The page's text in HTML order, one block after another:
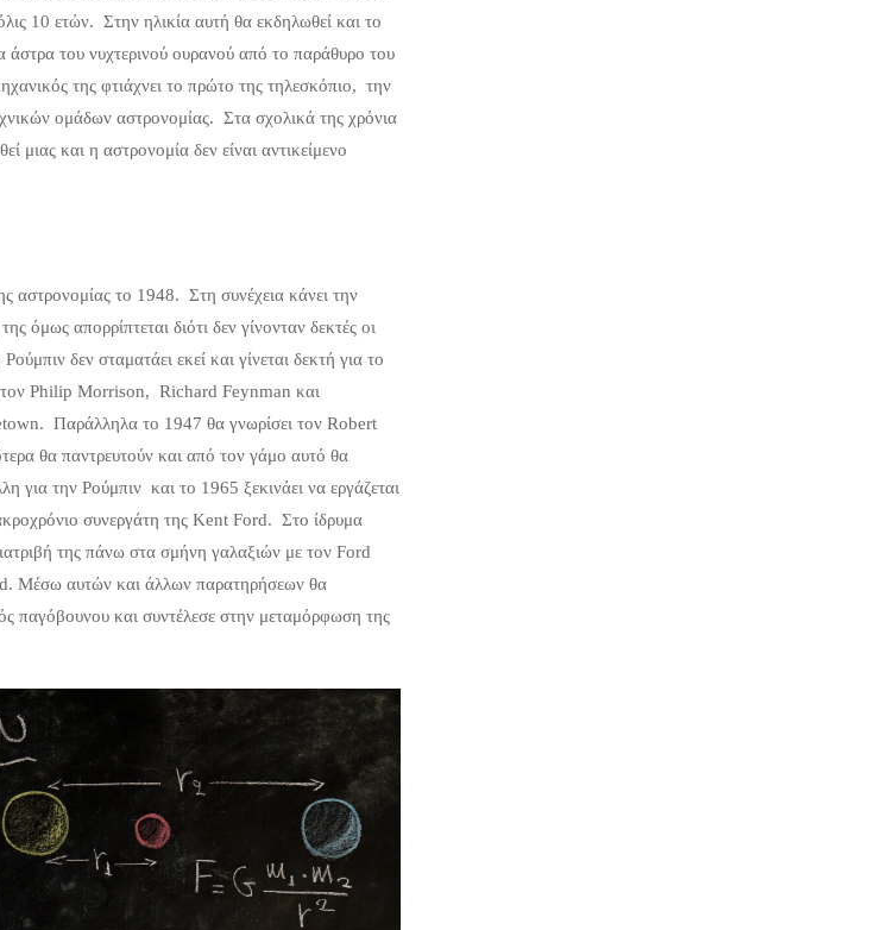
10 ετών. Στην ηλικία αυτή θα εκδηλωθεί και το
άστρα του νυχτερινού ουρανού από το παράθυρο του
της φτιάχνει το πρώτο της τηλεσκόπιο, την
ομάδων αστρονομίας. Στα σχολικά της χρόνια
μιας και η αστρονομία δεν είναι αντικείμενο
αστρονομίας το 1948. Στη συνέχεια κάνει την
όμως απορρίπτεται διότι δεν γίνονταν δεκτές οι
δεν σταματάει εκεί και γίνεται δεκτή για το
τον Philip Morrison, Richard Feynman και
Παράλληλα το 1947 θα γνωρίσει τον Robert
θα παντρευτούν και από τον γάμο αυτό θα
για την Ρούμπιν και το 1965 ξεκινάει να εργάζεται
συνεργάτη της Kent Ford. Στο ίδρυμα
της πάνω στα σμήνη γαλαξιών με τον Ford
Μέσω αυτών και άλλων παρατηρήσεων θα
παγόβουνου και συντέλεσε στην μεταμόρφωση της